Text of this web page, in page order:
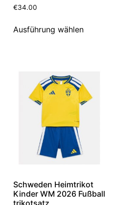
€34.00
Ausführung wählen
Schweden Heimtrikot
Kinder WM 2026 Fußball
trikotsatz